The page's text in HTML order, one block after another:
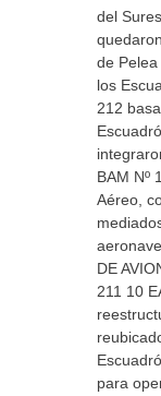
del
de
los
212
BAM Nº
Aéreo,
DE
211 10
para